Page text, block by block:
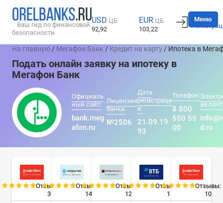
Ваш гид по финансовой
безопасности
USD ЦБ
92,92
EUR ЦБ
103,22
Вход
Меню
На главную / Мегафон Банк / Кредит на карту / Ипотека в
Подать онлайн заявку на ипотеку в
Мегафон Банк
Официаль
ный сайт:
bank.meg
afon.ru
Лицензия
банка:
№2506
Дата
регистраци
и:
21.09.19
93
Телефон:
8 800
550 55
00
ая
d.ru
Отзывы:
3
Отзывы:
14
Отзывы:
12
Отзывы:
1
Отзывы:
10